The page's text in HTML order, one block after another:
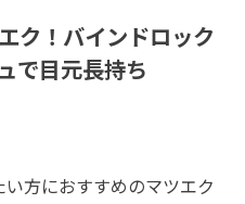
ク！バインドロック
で目元長持ち
方におすすめのマツエク